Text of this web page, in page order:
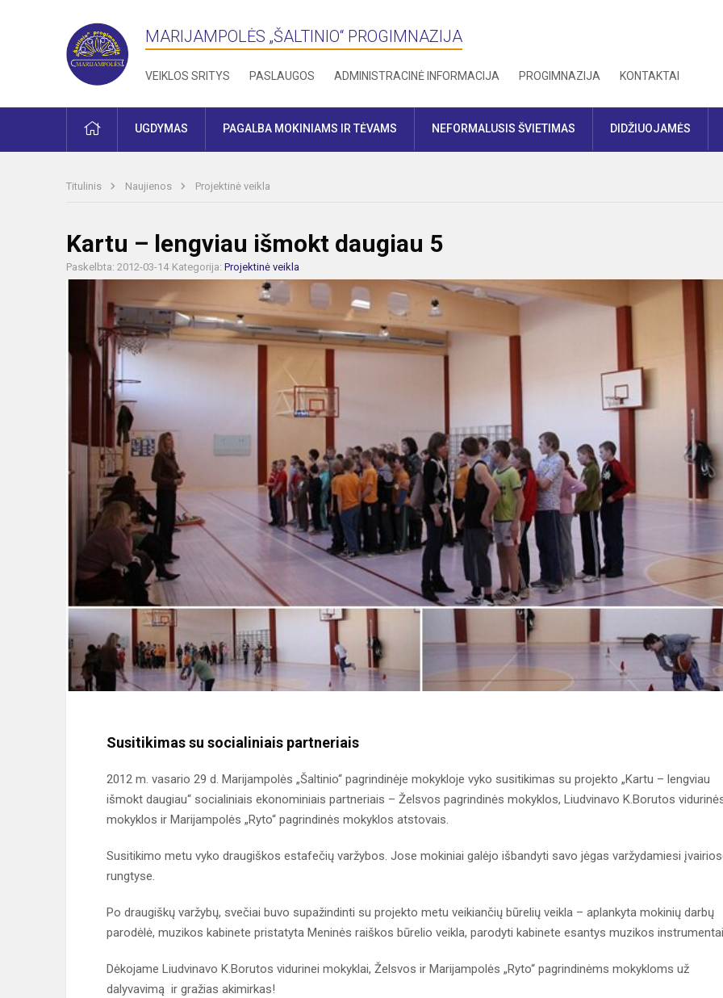
MARIJAMPOLĖS „ŠALTINIO“ PROGIMNAZIJA
VEIKLOS SRITYS PASLAUGOS ADMINISTRACINĖ INFORMACIJA PROGIMNAZIJA KONTAKTAI
PRADŽIAUGDYMAS PAGALBA MOKINIAMS IR TĖVAMS NEFORMALUSIS ŠVIETIMAS DIDŽIUOJAMĖS
Titulinis Naujienos Projektinė veikla
Kartu – lengviau išmokt daugiau 5
Paskelbta: 2012-03-14 Kategorija: Projektinė veikla
Susitikimas su socialiniais partneriais
2012 m. vasario 29 d. Marijampolės „Šaltinio“ pagrindinėje mokykloje vyko susitikimas su projekto „Kartu – lengviau
išmokt daugiau“ socialiniais ekonominiais partneriais – Želsvos pagrindinės mokyklos, Liudvinavo K.Borutos
mokyklos ir Marijampolės „Ryto“ pagrindinės mokyklos atstovais.
Susitikimo metu vyko draugiškos estafečių varžybos. Jose mokiniai galėjo išbandyti savo jėgas varžydamiesi
rungtyse.
Po draugiškų varžybų, svečiai buvo supažindinti su projekto metu veikiančių būrelių veikla – aplankyta mokinių darbų
parodėlė, muzikos kabinete pristatyta Meninės raiškos būrelio veikla, parodyti kabinete esantys muzikos
Dėkojame Liudvinavo K.Borutos vidurinei mokyklai, Želsvos ir Marijampolės „Ryto“ pagrindinėms mokykloms už
dalyvavimą ir gražias akimirkas!